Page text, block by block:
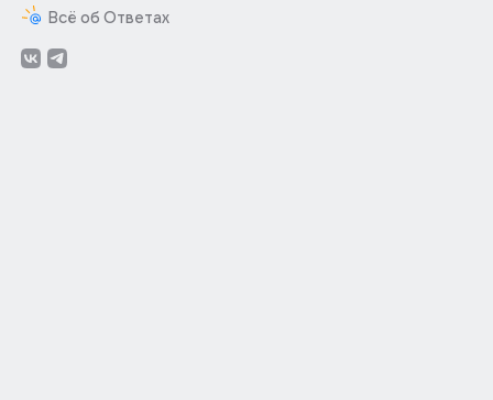
Всё об Ответах